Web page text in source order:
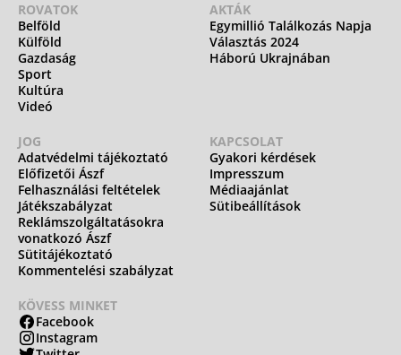
ROVATOK
Belföld
Külföld
Gazdaság
Sport
Kultúra
Videó
AKTÁK
Egymillió Találkozás Napja
Választás 2024
Háború Ukrajnában
JOG
Adatvédelmi tájékoztató
Előfizetői Ászf
Felhasználási feltételek
Játékszabályzat
Reklámszolgáltatásokra
vonatkozó Ászf
Sütitájékoztató
Kommentelési szabályzat
KAPCSOLAT
Gyakori kérdések
Impresszum
Médiaajánlat
Sütibeállítások
KÖVESS MINKET
Facebook
Instagram